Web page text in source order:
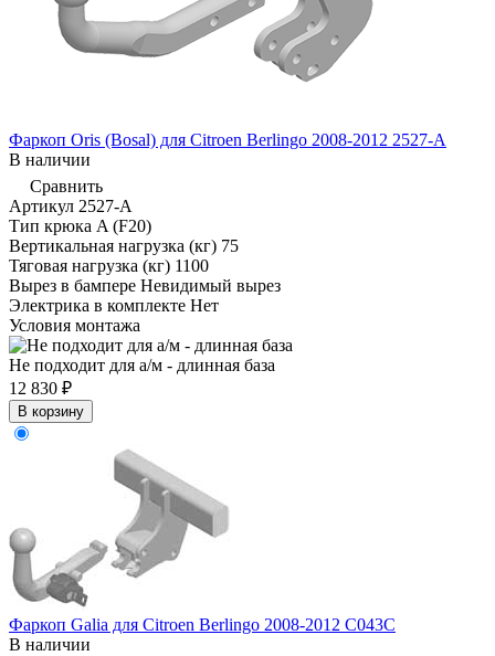
Фаркоп Oris (Bosal) для Citroen Berlingo 2008-2012 2527-A
В наличии
Сравнить
Артикул 2527-A
Тип крюка A (F20)
Вертикальная нагрузка (кг) 75
Тяговая нагрузка (кг) 1100
Вырез в бампере Невидимый вырез
Электрика в комплекте Нет
Условия монтажа
Не подходит для а/м - длинная база
12 830 ₽
В корзину
Фаркоп Galia для Citroen Berlingo 2008-2012 C043C
В наличии